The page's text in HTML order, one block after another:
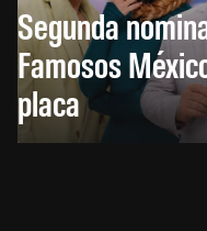
Segunda
Famosos
placa